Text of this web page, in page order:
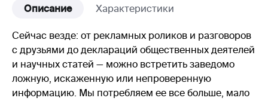
Описание Характеристики
Сейчас везде: от рекламных роликов и разговоров
с друзьями до деклараций общественных деятелей
и научных статей — можно встретить заведомо
ложную, искаженную или непроверенную
информацию. Мы потребляем ее все больше, мало